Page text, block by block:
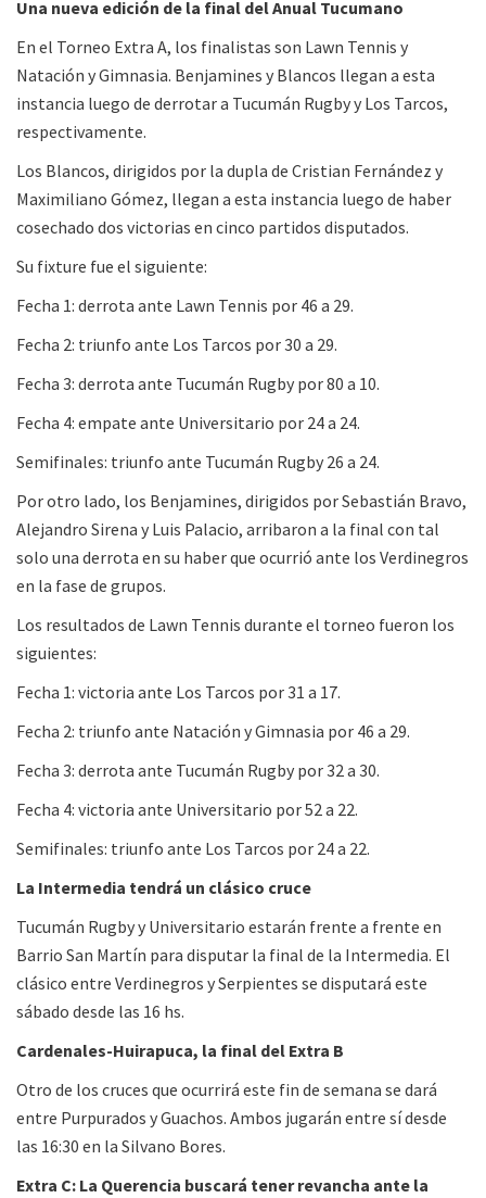
Una nueva edición de la final del Anual Tucumano
En el Torneo Extra A, los finalistas son Lawn Tennis y
Natación y Gimnasia. Benjamines y Blancos llegan a esta
instancia luego de derrotar a Tucumán Rugby y Los Tarcos,
respectivamente.
Los Blancos, dirigidos por la dupla de Cristian Fernández y
Maximiliano Gómez, llegan a esta instancia luego de haber
cosechado dos victorias en cinco partidos disputados.
Su fixture fue el siguiente:
Fecha 1: derrota ante Lawn Tennis por 46 a 29.
Fecha 2: triunfo ante Los Tarcos por 30 a 29.
Fecha 3: derrota ante Tucumán Rugby por 80 a 10.
Fecha 4: empate ante Universitario por 24 a 24.
Semifinales: triunfo ante Tucumán Rugby 26 a 24.
Por otro lado, los Benjamines, dirigidos por Sebastián Bravo,
Alejandro Sirena y Luis Palacio, arribaron a la final con tal
solo una derrota en su haber que ocurrió ante los Verdinegros
en la fase de grupos.
Los resultados de Lawn Tennis durante el torneo fueron los
siguientes:
Fecha 1: victoria ante Los Tarcos por 31 a 17.
Fecha 2: triunfo ante Natación y Gimnasia por 46 a 29.
Fecha 3: derrota ante Tucumán Rugby por 32 a 30.
Fecha 4: victoria ante Universitario por 52 a 22.
Semifinales: triunfo ante Los Tarcos por 24 a 22.
La Intermedia tendrá un clásico cruce
Tucumán Rugby y Universitario estarán frente a frente en
Barrio San Martín para disputar la final de la Intermedia. El
clásico entre Verdinegros y Serpientes se disputará este
sábado desde las 16 hs.
Cardenales-Huirapuca, la final del Extra B
Otro de los cruces que ocurrirá este fin de semana se dará
entre Purpurados y Guachos. Ambos jugarán entre sí desde
las 16:30 en la Silvano Bores.
Extra C: La Querencia buscará tener revancha ante la